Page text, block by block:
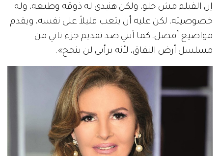
إن الفيلم مش حلو، ولكن هنيدي له ذوقه وطبعه، وله
خصوصيته، لكن عليه أن يتعب قليلاً على نفسه، ويقدم
مواضيع أفضل، كما أنني ضد تقديم جزء تاني من
مسلسل أرض النفاق، لأنه برأيي لن ينجح».